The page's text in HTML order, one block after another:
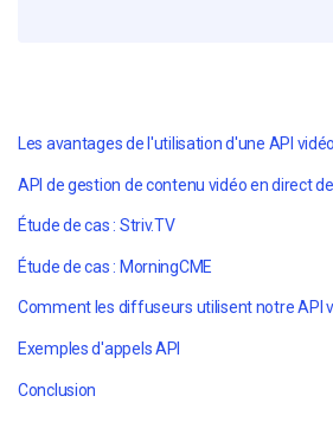
Les avantages de l'utilisation d'une API
API de gestion de contenu vidéo en direct
Étude de cas : Striv.TV
Étude de cas : MorningCME
Comment les diffuseurs utilisent notre API
Exemples d'appels API
Conclusion